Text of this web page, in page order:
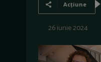
Acțiune
26 iunie 2024